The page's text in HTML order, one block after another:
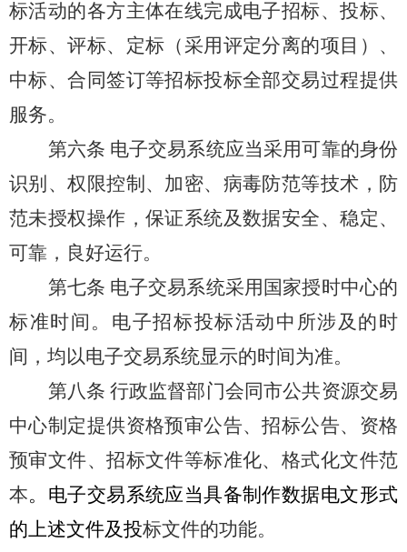
标活动的各方主体在线完成电子招标、投标、
开标、评标、定标（采用评定分离的项目）、
中标、合同签订等招标投标全部交易过程提供
服务。
第六条 电子交易系统应当采用可靠的身份
识别、权限控制、加密、病毒防范等技术，防
范未授权操作，保证系统及数据安全、稳定、
可靠，良好运行。
第七条 电子交易系统采用国家授时中心的
标准时间。电子招标投标活动中所涉及的时
间，均以电子交易系统显示的时间为准。
第八条 行政监督部门会同市公共资源交易
中心制定提供资格预审公告、招标公告、资格
预审文件、招标文件等标准化、格式化文件范
本。电子交易系统应当具备制作数据电文形式
的上述文件及投标文件的功能。